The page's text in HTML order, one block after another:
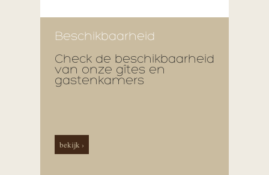
Beschikbaarheid
Check de beschikbaarheid
van onze gîtes en
gastenkamers
bekijk ›